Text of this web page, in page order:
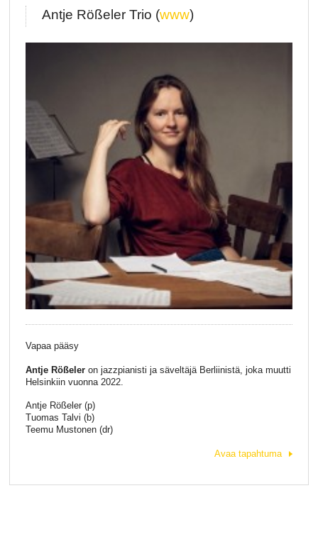
Antje Rößeler Trio (www)
Vapaa pääsy
Antje Rößeleron jazzpianisti ja säveltäjä Berliinistä, joka muutti
Helsinkiin vuonna 2022.
Antje Rößeler (p)
Tuomas Talvi (b)
Teemu Mustonen (dr)
Avaa tapahtuma